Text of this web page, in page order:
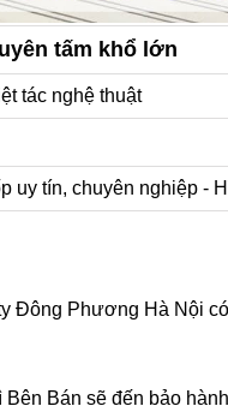
tấm khổ lớn
Đông Phương Hà Nội
Bán sẽ đến bảo